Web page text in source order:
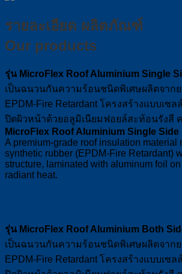
รายละเอียด ผลิตภัณฑ์
Our products
รุ่น MicroFlex Roof Aluminium Single
เป็นฉนวนกันความร้อนชนิดพิเศษผลิตจากย
EPDM-Fire Retardant โครงสร้างแบบเซ
ปิดผิวหน้าด้วยอลูมิเนียมฟอยล์สะท้อนรังสี
MicroFlex Roof Aluminium Single Side
A premium-grade roof insulation material
synthetic rubber (EPDM-Fire Retardant)
structure, laminated with aluminum foil
radiant heat.
รุ่น MicroFlex Roof Aluminium Both
เป็นฉนวนกันความร้อนชนิดพิเศษผลิตจากย
EPDM-Fire Retardant โครงสร้างแบบเซ